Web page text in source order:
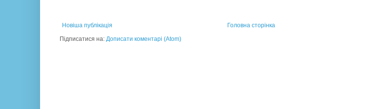
Новіша публікація
Головна сторінка
Підписатися на: Дописати коментарі (Atom)